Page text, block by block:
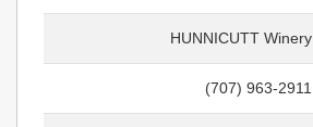
HUNNICUTT Winery
(707) 963-2911